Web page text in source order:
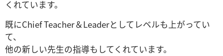
くれています。
既にChief Teacher＆Leaderとしてレベルも上がってい
て、
他の新しい先生の指導もしてくれています。